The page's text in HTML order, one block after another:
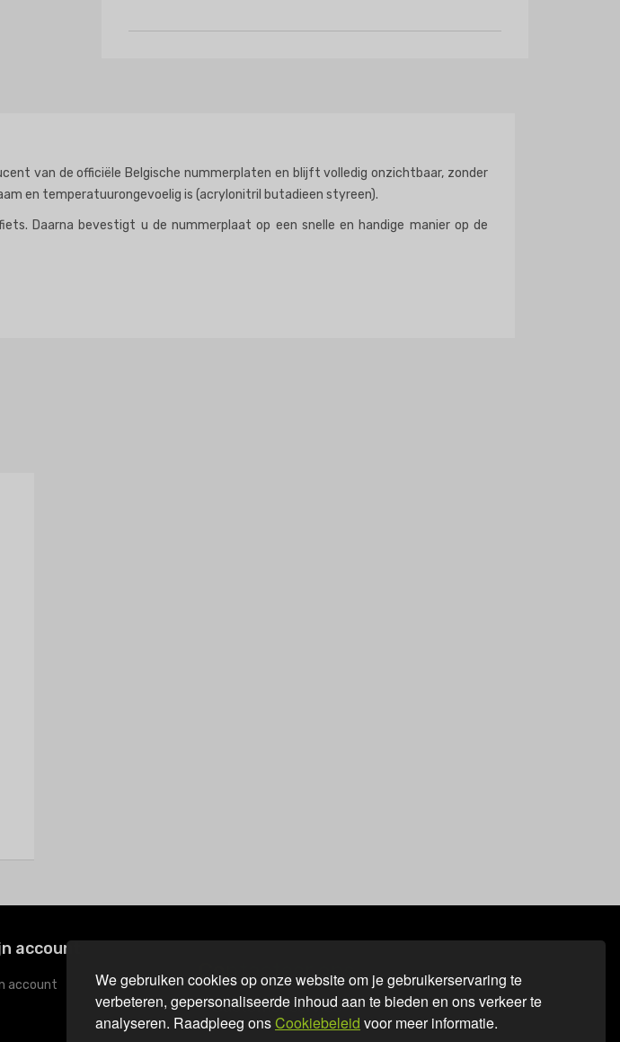
We gebruiken cookies op onze website om je gebruikerservaring te
verbeteren, gepersonaliseerde inhoud aan te bieden en ons verkeer te
analyseren. Raadpleeg onsCookiebeleid voor meer informatie.
van de officiële Belgische nummerplaten en blijft volledig onzichtbaar, zonder
en temperatuurongevoelig is (acrylonitril butadieen styreen).
Daarna bevestigt u de nummerplaat op een snelle en handige manier op de
account
account
Contacteer ons
Customer service